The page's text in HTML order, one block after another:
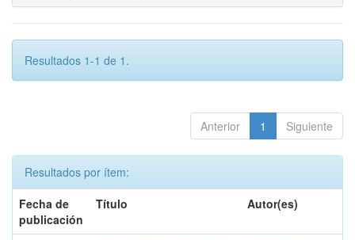
Resultados 1-1 de 1.
Anterior 1 Siguiente
Resultados por ítem:
Fecha de
publicación
Título Autor(es)